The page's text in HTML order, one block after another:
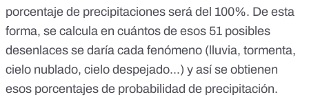
porcentaje de precipitaciones será del 100%. De esta
forma, se calcula en cuántos de esos 51 posibles
desenlaces se daría cada fenómeno (lluvia, tormenta,
cielo nublado, cielo despejado...) y así se obtienen
esos porcentajes de probabilidad de precipitación.